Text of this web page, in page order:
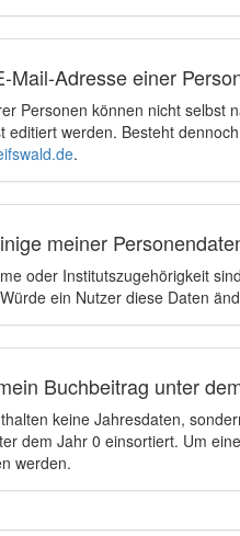
Mail-Adresse einer
Personen können nicht selbst
editiert werden. Besteht
.
meiner
oder Institutszugehörigkeit
ein Nutzer diese Daten
Buchbeitrag unter
keine Jahresdaten,
dem Jahr 0 einsortiert. Um
werden.